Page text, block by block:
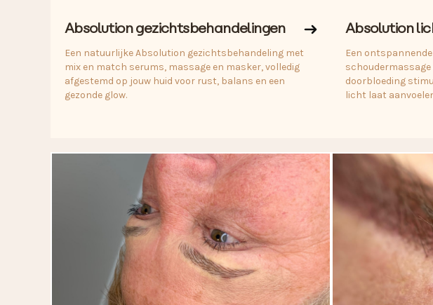
Absolution gezichtsbehandelingen
Een natuurlijke Absolution gezichtsbehandeling met
mix en match serums, massage en masker, volledig
afgestemd op jouw huid voor rust, balans en een
gezonde glow.
Absolution
Een
doorbloeding
licht laat